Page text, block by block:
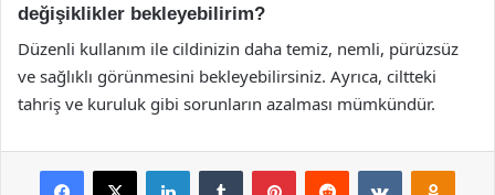
değişiklikler bekleyebilirim?
Düzenli kullanım ile cildinizin daha temiz, nemli, pürüzsüz
ve sağlıklı görünmesini bekleyebilirsiniz. Ayrıca, ciltteki
tahriş ve kuruluk gibi sorunların azalması mümkündür.
Facebook
X LinkedInTumblr PinterestReddit VKontakte